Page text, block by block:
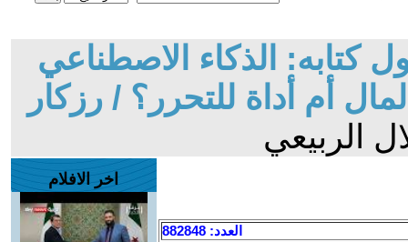
كتابه: الذكاء الاصطناعي
أم أداة للتحرر؟ / رزكار
الربيعي
العدد: 882848
اخر الافلام